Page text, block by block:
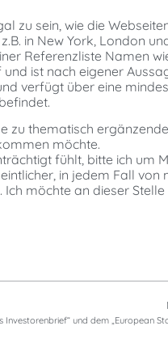
zu sein, wie die
in New York, London
Referenzliste Namen
ist nach eigener
verfügt über eine
zu thematisch
möchte.
fühlt, bitte ich um
in jedem Fall von
möchte an dieser
und dem „European